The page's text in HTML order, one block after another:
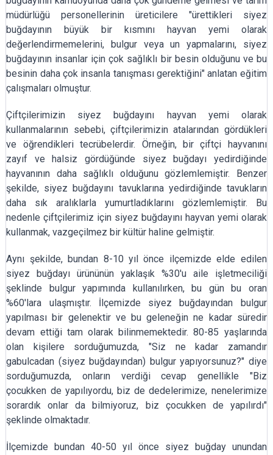
müdürlüğü personellerinin üreticilere "ürettikleri siyez
buğdayının büyük bir kısmını hayvan yemi olarak
değerlendirmemelerini, bulgur veya un yapmalarını, siyez
buğdayının insanlar için çok sağlıklı bir besin olduğunu ve bu
besinin daha çok insanla tanışması gerektiğini" anlatan eğitim
çalışmaları olmuştur.
Çiftçilerimizin siyez buğdayını hayvan yemi olarak
kullanmalarının sebebi, çiftçilerimizin atalarından gördükleri
ve öğrendikleri tecrübelerdir. Örneğin, bir çiftçi hayvanını
zayıf ve halsiz gördüğünde siyez buğdayı yedirdiğinde
hayvanının daha sağlıklı olduğunu gözlemlemiştir. Benzer
şekilde, siyez buğdayını tavuklarına yedirdiğinde tavukların
daha sık aralıklarla yumurtladıklarını gözlemlemiştir. Bu
nedenle çiftçilerimiz için siyez buğdayını hayvan yemi olarak
kullanmak, vazgeçilmez bir kültür haline gelmiştir.
Aynı şekilde, bundan 8-10 yıl önce ilçemizde elde edilen
siyez buğdayı ürününün yaklaşık %30'u aile işletmeciliği
şeklinde bulgur yapımında kullanılırken, bu gün bu oran
%60'lara ulaşmıştır. İlçemizde siyez buğdayından bulgur
yapılması bir gelenektir ve bu geleneğin ne kadar süredir
devam ettiği tam olarak bilinmemektedir. 80-85 yaşlarında
olan kişilere sorduğumuzda, "Siz ne kadar zamandır
gabulcadan (siyez buğdayından) bulgur yapıyorsunuz?" diye
sorduğumuzda, onların verdiği cevap genellikle "Biz
çocukken de yapılıyordu, biz de dedelerimize, nenelerimize
sorardık onlar da bilmiyoruz, biz çocukken de yapılırdı"
şeklinde olmaktadır.
İlçemizde bundan 40-50 yıl önce siyez buğday unundan